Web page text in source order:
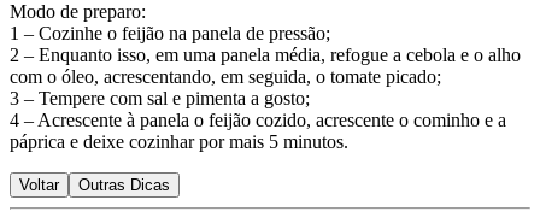
Modo de preparo:
1 – Cozinhe o feijão na panela de pressão;
2 – Enquanto isso, em uma panela média, refogue a cebola e o alho
com o óleo, acrescentando, em seguida, o tomate picado;
3 – Tempere com sal e pimenta a gosto;
4 – Acrescente à panela o feijão cozido, acrescente o cominho e a
páprica e deixe cozinhar por mais 5 minutos.
Voltar Outras Dicas